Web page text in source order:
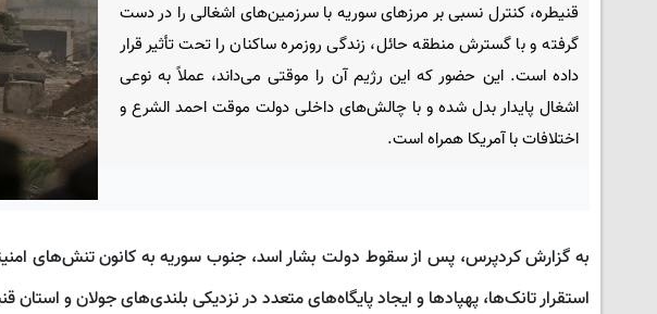
قنیطره، کنترل نسبی بر مرزهای سوریه با سرزمین‌های اشغالی را در دست
گرفته و با گسترش منطقه حائل، زندگی روزمره ساکنان را تحت تأثیر قرار
داده است. این حضور که این رژیم آن را موقتی می‌داند، عملاً به نوعی
اشغال پایدار بدل شده و با چالش‌های داخلی دولت موقت احمد الشرع و
اختلافات با آمریکا همراه است.
به گزارش کردپرس، پس از سقوط دولت بشار اسد، جنوب سوریه به کانون تنش‌های
استقرار تانک‌ها، پهپادها و ایجاد پایگاه‌های متعدد در نزدیکی بلندی‌های جولان و